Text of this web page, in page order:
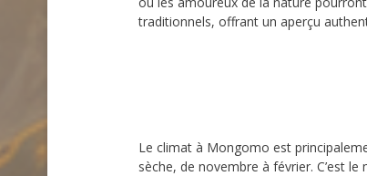
traditionnels, offrant un aperçu
Le climat à Mongomo est
sèche, de novembre à février. C’est